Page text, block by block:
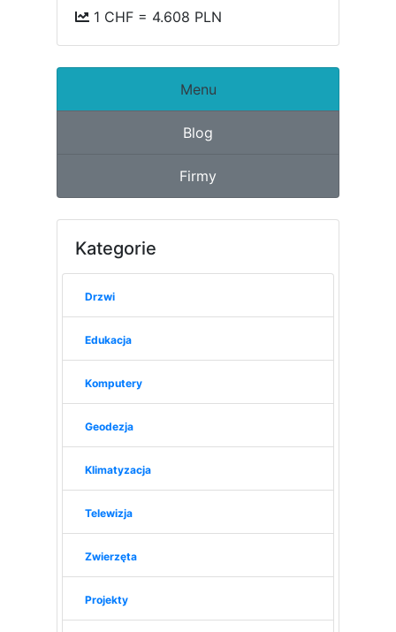
1 CHF = 4.608 PLN
Menu
Blog
Firmy
Kategorie
Drzwi
Edukacja
Komputery
Geodezja
Klimatyzacja
Telewizja
Zwierzęta
Projekty